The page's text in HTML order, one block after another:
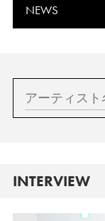
NEWS
INTERVIEW